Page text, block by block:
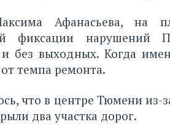
Афанасьева, на
фиксации нарушений
и без выходных. Когда
темпа ремонта.
что в центре Тюмени из-
два участка дорог.